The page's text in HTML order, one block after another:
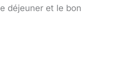
déjeuner et le bon